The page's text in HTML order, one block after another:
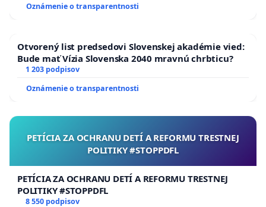
Oznámenie o transparentnosti
Otvorený list predsedovi Slovenskej akadémie vied:
Bude mať Vízia Slovenska 2040 mravnú chrbticu?
1 203 podpisov
Oznámenie o transparentnosti
PETÍCIA ZA OCHRANU DETÍ A REFORMU TRESTNEJ
POLITIKY #STOPPDFL
PETÍCIA ZA OCHRANU DETÍ A REFORMU TRESTNEJ
POLITIKY #STOPPDFL
8 550 podpisov